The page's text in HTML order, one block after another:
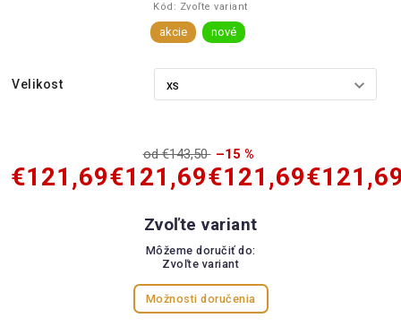
Kód: Zvoľte variant
akcie nové
Velikost
od €143,50 –15 %
€121,69€121,69€121,69
Zvoľte variant
Môžeme doručiť do:
Zvoľte variant
Možnosti doručenia